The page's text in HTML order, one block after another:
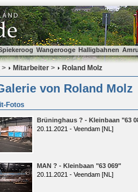
Wangerooge Halligbahnen
> Mitarbeiter > Roland Molz
von Roland Molz
Fotos
Brüninghaus ? - Kleinbaan "63
20.11.2021 - Veendam [NL]
MAN ? - Kleinbaan "63 069"
20.11.2021 - Veendam [NL]